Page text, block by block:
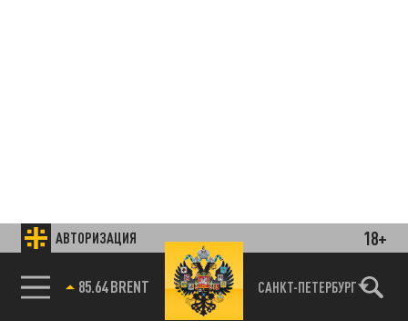
АВТОРИЗАЦИЯ 18+
85.64 BRENT САНКТ-ПЕТЕРБУРГ